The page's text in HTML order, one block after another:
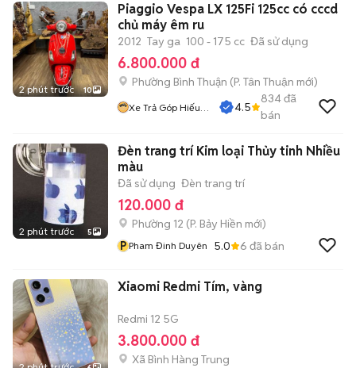
2 phút trước 10
Piaggio Vespa LX 125Fi 125cc có cccd
chủ máy êm ru
2012 Tay ga 100 - 175 cc Đã sử dụng
6.800.000 đ
Phường Bình Thuận (P. Tân Thuận mới)
Xe Trả Góp Hiếu
4.5
834đã
bán
2 phút trước 5
Đèn trang trí Kim loại Thủy tinh Nhiều
màu
Đã sử dụng Đèn trang trí
120.000 đ
Phường 12 (P. Bảy Hiền mới)
P Pham Đinh Duyên 5.0 6 đã bán
Xiaomi Redmi Tím, vàng
Redmi 12 5G
3.800.000 đ
Xã Bình Hàng Trung